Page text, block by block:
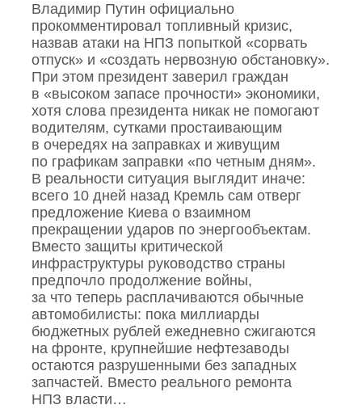
Владимир Путин официально
прокомментировал топливный кризис,
назвав атаки на НПЗ попыткой «сорвать
отпуск» и «создать нервозную обстановку».
При этом президент заверил граждан
в «высоком запасе прочности» экономики,
хотя слова президента никак не помогают
водителям, сутками простаивающим
в очередях на заправках и живущим
по графикам заправки «по четным дням».
В реальности ситуация выглядит иначе:
всего 10 дней назад Кремль сам отверг
предложение Киева о взаимном
прекращении ударов по энергообъектам.
Вместо защиты критической
инфраструктуры руководство страны
предпочло продолжение войны,
за что теперь расплачиваются обычные
автомобилисты: пока миллиарды
бюджетных рублей ежедневно сжигаются
на фронте, крупнейшие нефтезаводы
остаются разрушенными без западных
запчастей. Вместо реального ремонта
НПЗ власти…